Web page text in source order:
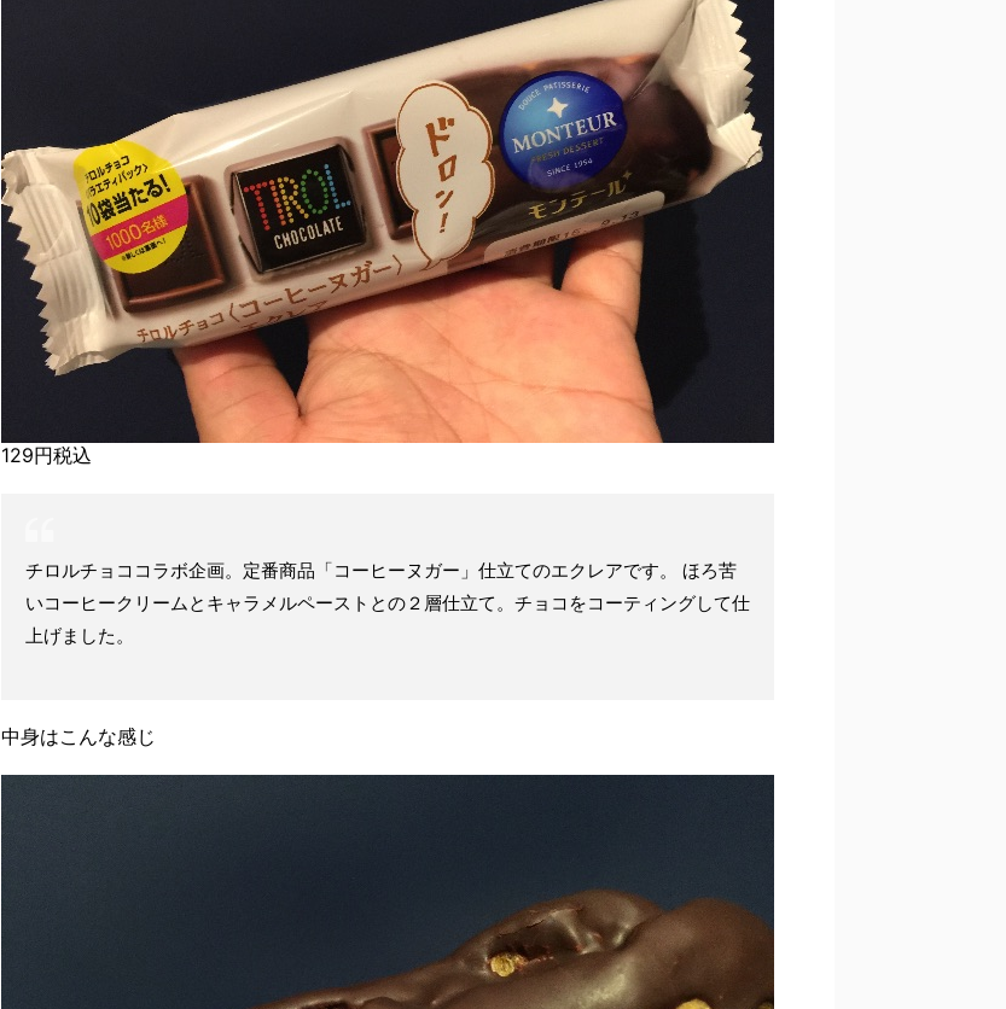
129円税込
チロルチョココラボ企画。定番商品「コーヒーヌガー」仕立てのエクレアです。 ほろ苦
いコーヒークリームとキャラメルペーストとの２層仕立て。チョコをコーティングして仕
上げました。
中身はこんな感じ